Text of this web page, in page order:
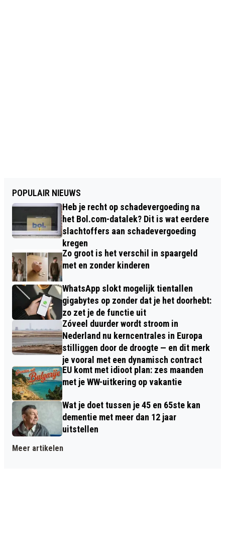
POPULAIR NIEUWS
Heb je recht op schadevergoeding na
het Bol.com-datalek? Dit is wat eerdere
slachtoffers aan schadevergoeding
kregen
Zo groot is het verschil in spaargeld
met en zonder kinderen
WhatsApp slokt mogelijk tientallen
gigabytes op zonder dat je het doorhebt:
zo zet je de functie uit
Zóveel duurder wordt stroom in
Nederland nu kerncentrales in Europa
stilliggen door de droogte — en dit merk
je vooral met een dynamisch contract
EU komt met idioot plan: zes maanden
met je WW-uitkering op vakantie
Wat je doet tussen je 45 en 65ste kan
dementie met meer dan 12 jaar
uitstellen
Meer artikelen